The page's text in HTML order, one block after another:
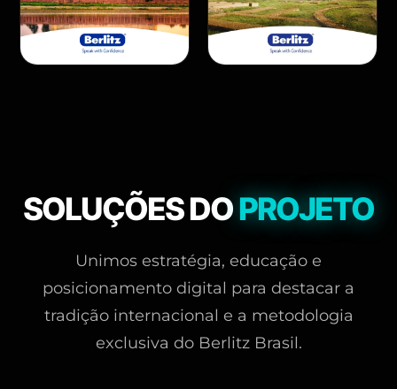
SOLUÇÕES DOPROJETO
Unimos estratégia, educação e
posicionamento digital para destacar a
tradição internacional e a metodologia
exclusiva do Berlitz Brasil.